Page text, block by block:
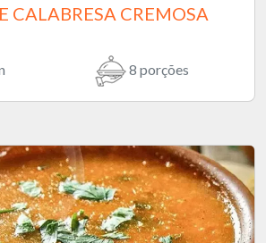
CALABRESA CREMOSA
8 porções